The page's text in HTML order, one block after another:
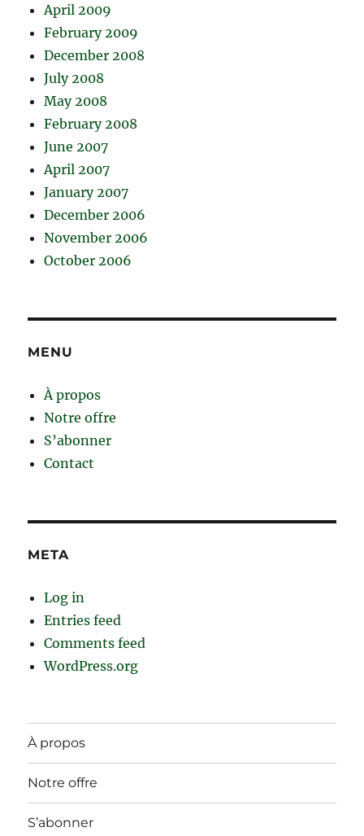
April 2009
February 2009
December 2008
July 2008
May 2008
February 2008
June 2007
April 2007
January 2007
December 2006
November 2006
October 2006
MENU
À propos
Notre offre
S’abonner
Contact
META
Log in
Entries feed
Comments feed
WordPress.org
À propos
Notre offre
S’abonner